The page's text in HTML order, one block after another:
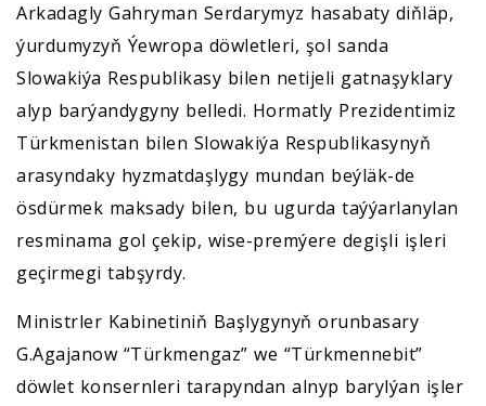
Arkadagly Gahryman Serdarymyz hasabaty diňläp,
ýurdumyzyň Ýewropa döwletleri, şol sanda
Slowakiýa Respublikasy bilen netijeli gatnaşyklary
alyp barýandygyny belledi. Hormatly Prezidentimiz
Türkmenistan bilen Slowakiýa Respublikasynyň
arasyndaky hyzmatdaşlygy mundan beýläk-de
ösdürmek maksady bilen, bu ugurda taýýarlanylan
resminama gol çekip, wise-premýere degişli işleri
geçirmegi tabşyrdy.
Ministrler Kabinetiniň Başlygynyň orunbasary
G.Agajanow “Türkmengaz” we “Türkmennebit”
döwlet konsernleri tarapyndan alnyp barylýan işler